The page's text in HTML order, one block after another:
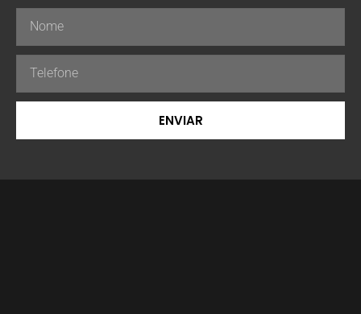
ENVIAR